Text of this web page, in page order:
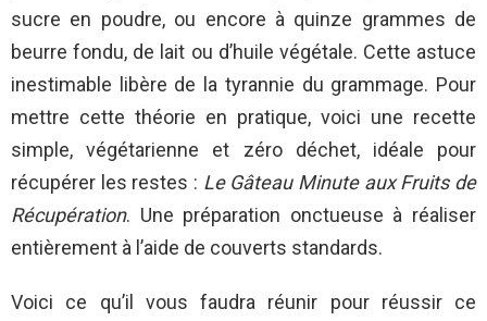
sucre en poudre, ou encore à quinze grammes de
beurre fondu, de lait ou d’huile végétale. Cette astuce
inestimable libère de la tyrannie du grammage. Pour
mettre cette théorie en pratique, voici une recette
simple, végétarienne et zéro déchet, idéale pour
récupérer les restes : Le Gâteau Minute aux Fruits de
Récupération. Une préparation onctueuse à réaliser
entièrement à l’aide de couverts standards.
Voici ce qu’il vous faudra réunir pour réussir ce